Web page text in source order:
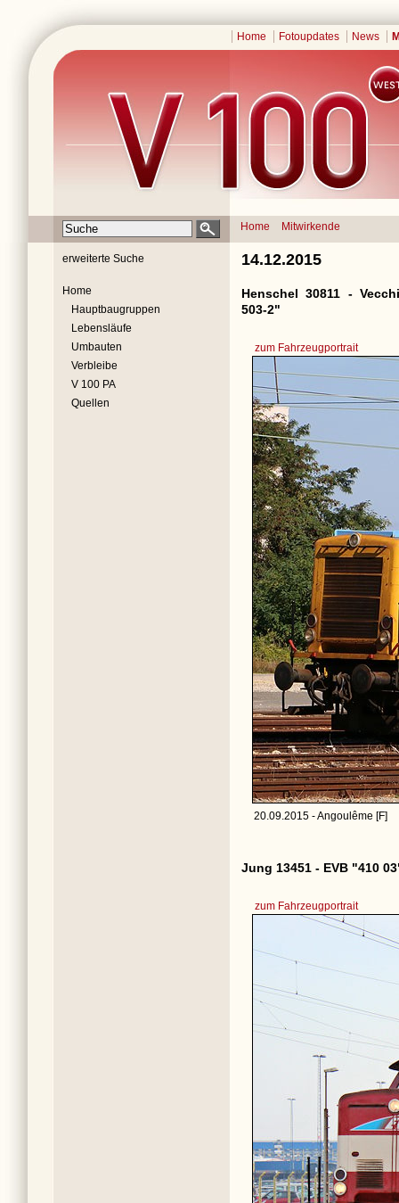
Home Fotoupdates News
Home Mitwirkende
erweiterte Suche
Home
Hauptbaugruppen
Lebensläufe
Umbauten
Verbleibe
V 100 PA
Quellen
14.12.2015
Henschel 30811 -
503-2"
zum Fahrzeugportrait
20.09.2015 - Angoulême [F]
Jung 13451 - EVB "410
zum Fahrzeugportrait